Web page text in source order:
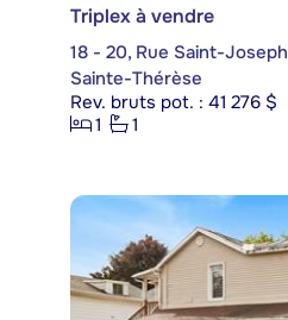
Triplex à vendre
18 - 20, Rue Saint-Joseph
Sainte-Thérèse
Rev. bruts pot. : 41 276 $
1
1